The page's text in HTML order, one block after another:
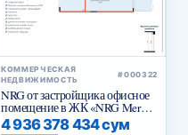
КОММЕРЧЕСКАЯ
НЕДВИЖИМОСТЬ
#000322
NRG от застройщика офисное
помещение в ЖК «NRG Meros
Business»
4 936 378 434 сум